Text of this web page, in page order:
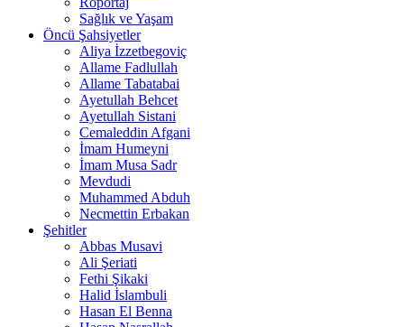
Sağlık ve Yaşam
Öncü Şahsiyetler
Aliya İzzetbegoviç
Allame Fadlullah
Allame Tabatabai
Ayetullah Behcet
Ayetullah Sistani
Cemaleddin Afgani
İmam Humeyni
İmam Musa Sadr
Mevdudi
Muhammed Abduh
Necmettin Erbakan
Şehitler
Abbas Musavi
Ali Şeriati
Fethi Şikaki
Halid İslambuli
Hasan El Benna